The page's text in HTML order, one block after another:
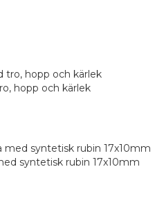
hopp och kärlek
syntetisk rubin 17x10mm